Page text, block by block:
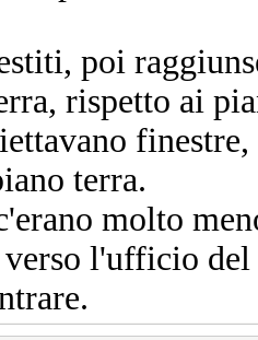
poi
rispetto ai
terra.
molto
l'ufficio